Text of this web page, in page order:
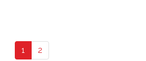
1 2